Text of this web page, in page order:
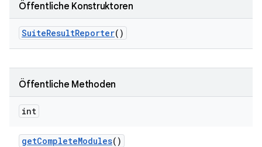
Öffentliche Konstruktoren
SuiteResultReporter()
Öffentliche Methoden
int
getCompleteModules()